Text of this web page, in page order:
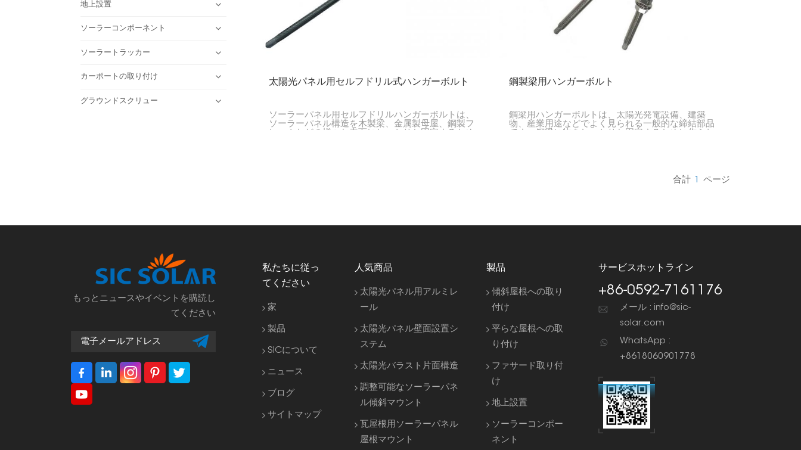
地上設置
ソーラーコンポーネント
ソーラートラッカー
カーポートの取り付け
グラウンドスクリュー
太陽光パネル用セルフドリル式ハンガーボルト
ソーラーパネル用セルフドリルハンガーボルトは、
ソーラーパネル構造を木製梁、金属製母屋、鋼製フ
鋼製梁用ハンガーボルト
鋼梁用ハンガーボルトは、太陽光発電設備、建築
物、産業用途などでよく見られる一般的な締結部品
合計 ページ
もっとニュースやイベントを購読し
てください
私たちに従っ
てください
家
製品
SICについて
ニュース
ブログ
サイトマップ
人気商品
太陽光パネル用アルミレ
ール
太陽光パネル壁面設置シ
ステム
太陽光バラスト片面構造
調整可能なソーラーパネ
ル傾斜マウント
瓦屋根用ソーラーパネル
屋根マウント
製品
傾斜屋根への取り
付け
平らな屋根への取
り付け
ファサード取り付
け
地上設置
ソーラーコンポー
ネント
サービスホットライン
+86-0592-7161176
メール : info@sic-
solar.com
WhatsApp :
+8618060901778